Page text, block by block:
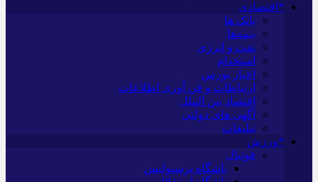
*اقتصادی
بانک ها
بیمه‌ها
نفت و انرژی
استخدام
اخبار بورس
ارتباطات و فن آوری اطلاعات
اقتصاد بین الملل
آگهی های دولتی
تبلیغات
*ورزش
فوتبال
باشگاه پرسپولیس